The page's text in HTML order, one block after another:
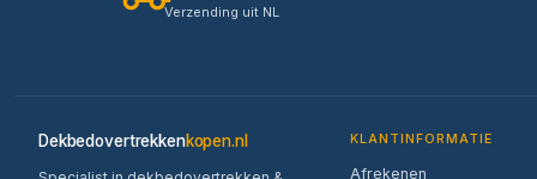
Verzending uit NL
Dekbedovertrekkenkopen.nl KLANTINFORMATIE
Afrekenen